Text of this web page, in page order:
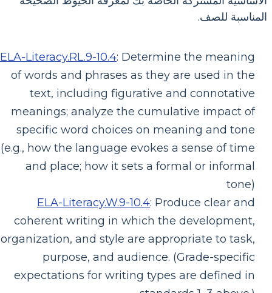
المناسبة للصف.
ELA-Literacy.RL.9-10.4: Determine the meaning
of words and phrases as they are used in the
text, including figurative and connotative
meanings; analyze the cumulative impact of
specific word choices on meaning and tone
(e.g., how the language evokes a sense of time
and place; how it sets a formal or informal
tone)
ELA-Literacy.W.9-10.4: Produce clear and
coherent writing in which the development,
organization, and style are appropriate to task,
purpose, and audience. (Grade-specific
expectations for writing types are defined in